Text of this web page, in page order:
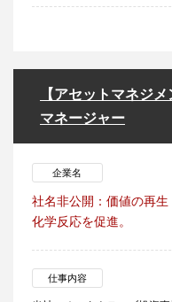
【アセットマネジ
マネージャー
企業名
社名非公開：価値の再
化学反応を促進。
仕事内容